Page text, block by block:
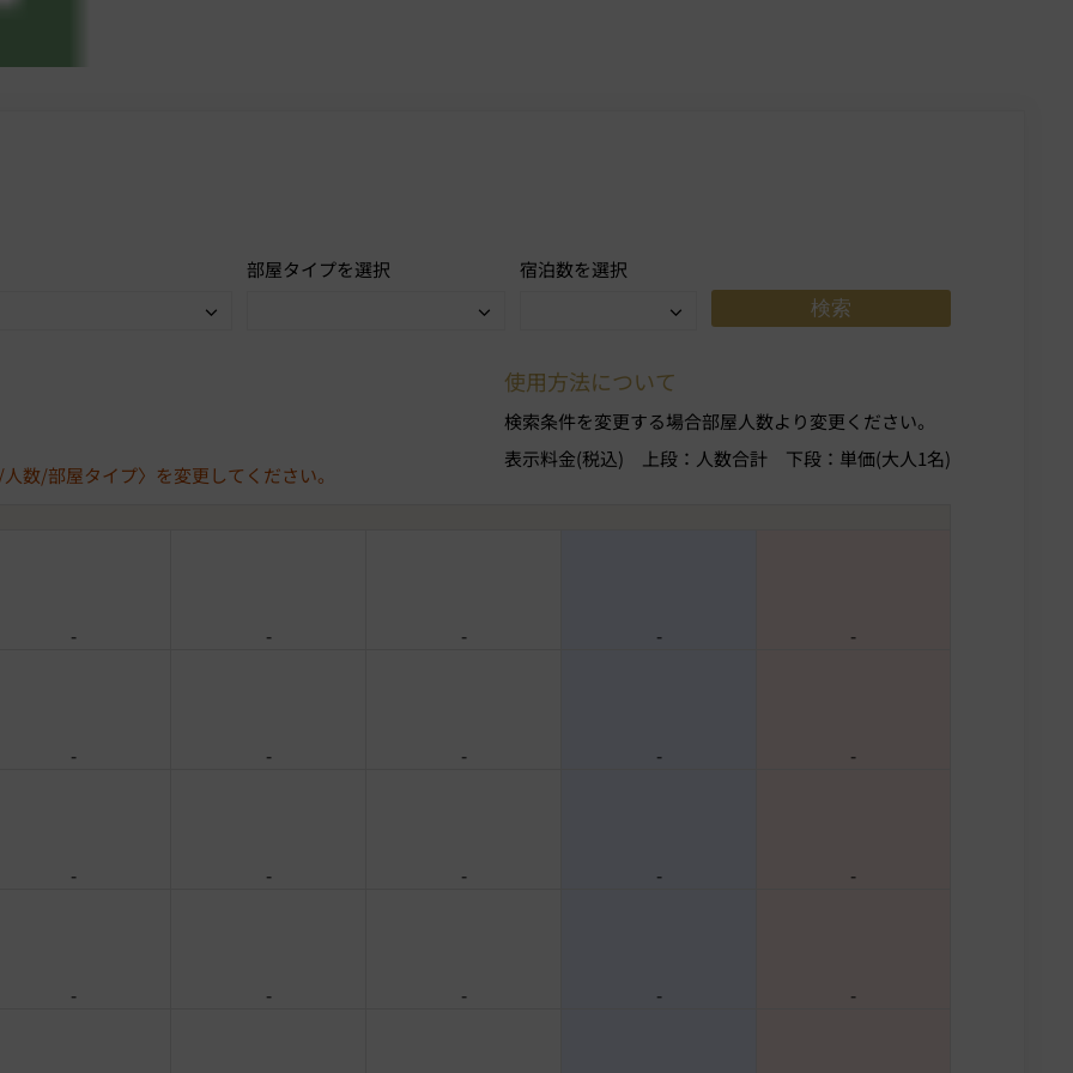
部屋タイプを選択 宿泊数を選択
数/部屋タイプ〉を変更してください。
使用方法について
検索条件を変更する場合部屋人数より変更ください。
表示料金(税込) 上段：人数合計下段：単価(大人1名)
- - - - -
- - - - -
- - - - -
- - - - -